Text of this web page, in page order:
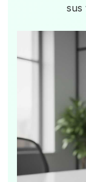
sus